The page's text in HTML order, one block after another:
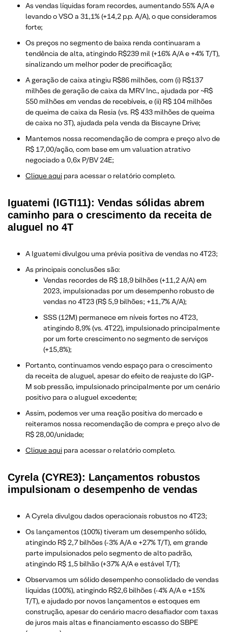
As vendas líquidas foram recordes, aumentando 55% A/A e
levando o VSO a 31,1% (+14,2 p.p. A/A), o que consideramos
forte;
Os preços no segmento de baixa renda continuaram a
tendência de alta, atingindo R$239 mil (+16% A/A e +4% T/T),
sinalizando um melhor poder de precificação;
A geração de caixa atingiu R$86 milhões, com (i) R$137
milhões de geração de caixa da MRV Inc., ajudada por ~R$
550 milhões em vendas de recebíveis, e (ii) R$ 104 milhões
de queima de caixa da Resia (vs. R$ 433 milhões de queima
de caixa no 3T), ajudada pela venda da Biscayne Drive;
Mantemos nossa recomendação de compra e preço alvo de
R$ 17,00/ação, com base em um valuation atrativo
negociado a 0,6x P/BV 24E;
Clique aqui para acessar o relatório completo.
Iguatemi (IGTI11): Vendas sólidas abrem
caminho para o crescimento da receita de
aluguel no 4T
A Iguatemi divulgou uma prévia positiva de vendas no 4T23;
As principais conclusões são:
Vendas recordes de R$ 18,9 bilhões (+11,2 A/A) em
2023, impulsionadas por um desempenho robusto de
vendas no 4T23 (R$ 5,9 bilhões; +11,7% A/A);
SSS (12M) permanece em níveis fortes no 4T23,
atingindo 8,9% (vs. 4T22), impulsionado principalmente
por um forte crescimento no segmento de serviços
(+15,8%);
Portanto, continuamos vendo espaço para o crescimento
da receita de aluguel, apesar do efeito de reajuste do IGP-
M sob pressão, impulsionado principalmente por um cenário
positivo para o aluguel excedente;
Assim, podemos ver uma reação positiva do mercado e
reiteramos nossa recomendação de compra e preço alvo de
R$ 28,00/unidade;
Clique aqui para acessar o relatório completo.
Cyrela (CYRE3): Lançamentos robustos
impulsionam o desempenho de vendas
A Cyrela divulgou dados operacionais robustos no 4T23;
Os lançamentos (100%) tiveram um desempenho sólido,
atingindo R$ 2,7 bilhões (-3% A/A e +27% T/T), em grande
parte impulsionados pelo segmento de alto padrão,
atingindo R$ 1,5 bilhão (+37% A/A e estável T/T);
Observamos um sólido desempenho consolidado de vendas
líquidas (100%), atingindo R$2,6 bilhões (-4% A/A e +15%
T/T), e ajudado por novos lançamentos e estoques em
construção, apesar do cenário macro desafiador com taxas
de juros mais altas e financiamento escasso do SBPE